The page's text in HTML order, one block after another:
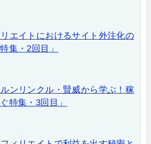
エイトにおけるサイト外注化の
集・2回目」
ルンリンクル・賢威から学ぶ！稼
特集・3回目」